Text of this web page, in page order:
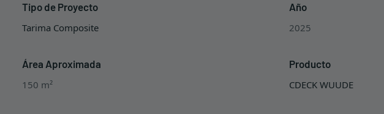
Tipo de Proyecto
Tarima Composite
Año
2025
Área Aproximada
150 m²
Producto
CDECK WUUDE